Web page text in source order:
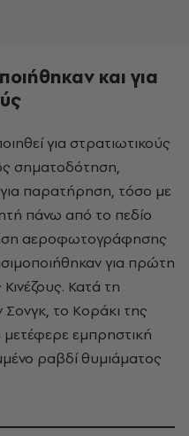
και για
για στρατιωτικούς
σηματοδότηση,
παρατήρηση, τόσο με
πάνω από το πεδίο
αεροφωτογράφησης
για πρώτη
Κατά τη
Σονγκ, το Κοράκι της
εμπρηστική
ραβδί θυμιάματος